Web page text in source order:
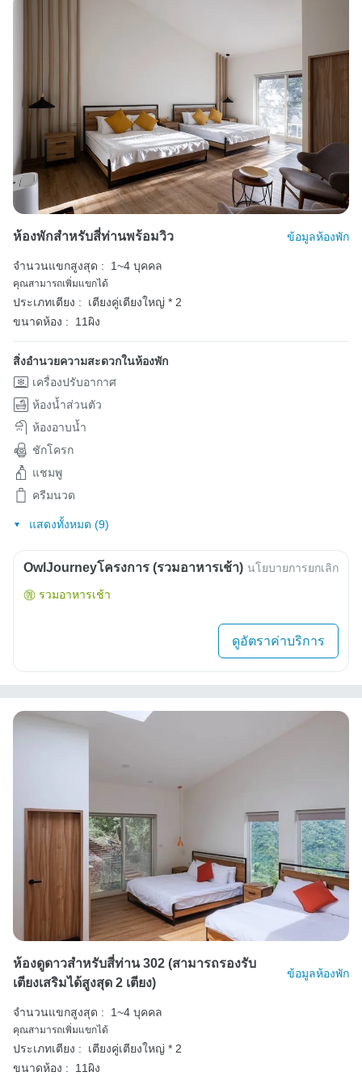
ห้องพักสำหรับสี่ท่านพร้อมวิว ข้อมูลห้องพัก
จำนวนแขกสูงสุด : 1~4 บุคคล
คุณสามารถเพิ่มแขกได้
ประเภทเตียง :
เตียงคู่เตียงใหญ่ * 2
ขนาดห้อง :
11ผิง
สิ่งอำนวยความสะดวกในห้องพัก
เครื่องปรับอากาศ
ห้องน้ำส่วนตัว
ห้องอาบน้ำ
ชักโครก
แชมพู
ครีมนวด
แสดงทั้งหมด (9)
OwlJourneyโครงการ (รวมอาหารเช้า) นโยบายการยกเลิก
รวมอาหารเช้า
ดูอัตราค่าบริการ
ห้องดูดาวสำหรับสี่ท่าน 302 (สามารถรองรับ
เตียงเสริมได้สูงสุด 2 เตียง)
ข้อมูลห้องพัก
จำนวนแขกสูงสุด : 1~4 บุคคล
คุณสามารถเพิ่มแขกได้
ประเภทเตียง :
เตียงคู่เตียงใหญ่ * 2
ขนาดห้อง :
11ผิง